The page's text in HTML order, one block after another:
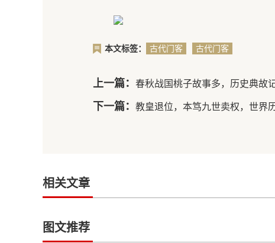
本文标签：
古代门客
古代门客
上一篇： 春秋战国桃子故事多，历史典故
下一篇： 教皇退位，本笃九世卖权，世界
相关文章
图文推荐